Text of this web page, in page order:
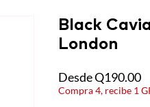
Black
London
DesdeQ190.00
Compra 4, recibe 1